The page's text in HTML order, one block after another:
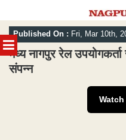
MENU
Skip
to
content
Published On : Fri, Mar 10th,
मध्य नागपुर रेल
संपन्न